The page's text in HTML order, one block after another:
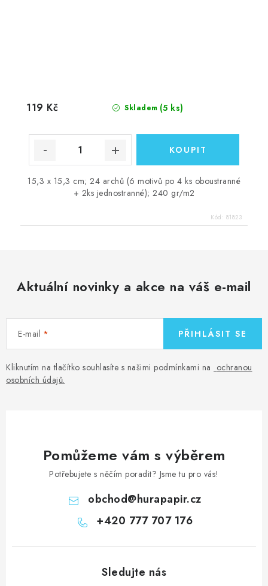
Skladem (5 ks)
119 Kč
15,3 x 15,3 cm; 24 archů (6 motivů po 4 ks oboustranné
+ 2ks jednostranné); 240 gr/m2
Kód: 81823
Aktuální novinky a akce na váš e-mail
E-mail
Kliknutím na tlačítko souhlasíte s našimi podmínkami na ochranou
osobních údajů.
PŘIHLÁSIT SE
Pomůžeme vám s výběrem
Potřebujete s něčím poradit? Jsme tu pro vás!
obchod@hurapapir.cz
+420 777 707 176